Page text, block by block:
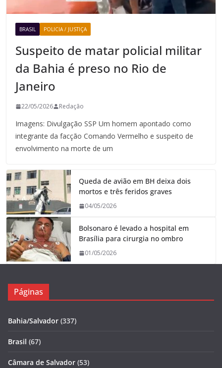
BRASIL POLICIA / JUSTIÇA
Suspeito de matar policial militar
da Bahia é preso no Rio de
Janeiro
22/05/2026 Redação
Imagens: Divulgação SSP Um homem apontado como
integrante da facção Comando Vermelho e suspeito de
envolvimento na morte de um
Queda de avião em BH deixa dois
mortos e três feridos graves
04/05/2026
Bolsonaro é levado a hospital em
Brasília para cirurgia no ombro
01/05/2026
Páginas
Bahia/Salvador (337)
Brasil (67)
Câmara de Salvador (53)